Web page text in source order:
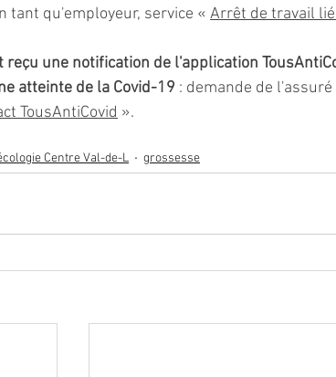
tant qu'employeur, service « Arrêt de travail
reçu une notification de l'application
atteinte de la Covid-19 : demande de
TousAntiCovid ».
Centre Val-de-L grossesse